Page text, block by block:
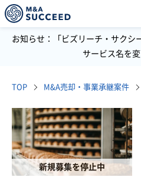
お知らせ：「ビズリーチ・サクシ
サービス名を
TOP M&A売却・事業承継案件
新規募集を停止中